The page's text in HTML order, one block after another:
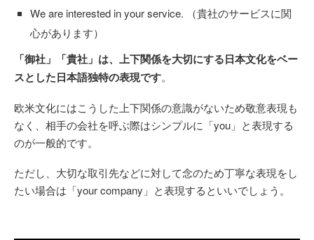
We are interested in your service. （貴社のサービスに関
心があります）
「御社」「貴社」は、上下関係を大切にする日本文化をベー
スとした日本語独特の表現です。
欧米文化にはこうした上下関係の意識がないため敬意表現も
なく、相手の会社を呼ぶ際はシンプルに「you」と表現する
のが一般的です。
ただし、大切な取引先などに対して念のため丁寧な表現をし
たい場合は「your company」と表現するといいでしょう。